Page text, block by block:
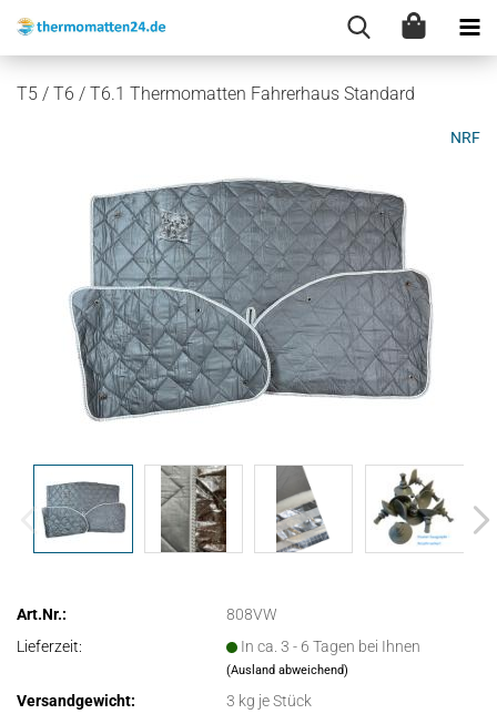
T5 / T6 / T6.1 Thermomatten Fahrerhaus Standard
NRF
Art.Nr.:
808VW
Lieferzeit:
In ca. 3 - 6 Tagen bei Ihnen
(Ausland abweichend)
Versandgewicht: 3 kg je Stück